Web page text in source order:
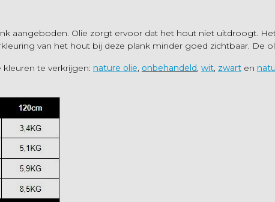
aangeboden. Olie zorgt ervoor dat het hout niet uitdroogt.
van het hout bij deze plank minder goed zichtbaar. De
te verkrijgen: nature olie, onbehandeld, wit, zwart en